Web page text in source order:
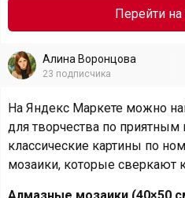
Перейти на
Алина Воронцова
23 подписчика
На Яндекс Маркете можно
для творчества по
классические картины по
мозаики, которые сверкают